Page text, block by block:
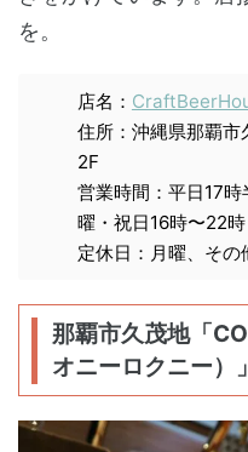
を。
店名：
住所：沖縄県那覇
2F
営業時間：平日17
曜・祝日16時〜22時
定休日：月曜、その
那覇市久茂地「
オニーロクニー）」